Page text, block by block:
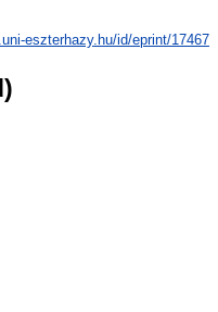
eszterhazy.hu/id/eprint/17467